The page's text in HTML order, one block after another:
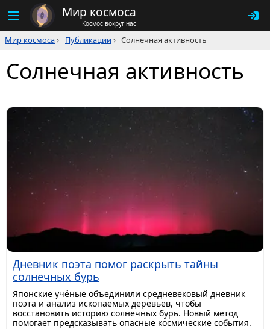
Мир космоса
Космос вокруг нас
Мир космоса› Публикации› Солнечная активность
Солнечная активность
Дневник поэта помог раскрыть тайны
солнечных бурь
Японские учёные объединили средневековый дневник
поэта и анализ ископаемых деревьев, чтобы
восстановить историю солнечных бурь. Новый метод
помогает предсказывать опасные космические события.